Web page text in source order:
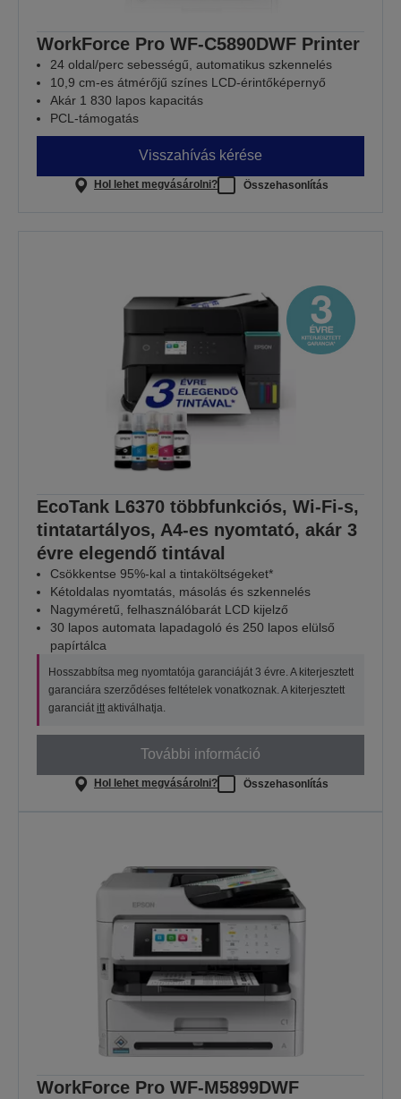
WorkForce Pro WF-C5890DWF Printer
24 oldal/perc sebességű, automatikus szkennelés
10,9 cm-es átmérőjű színes LCD-érintőképernyő
Akár 1 830 lapos kapacitás
PCL-támogatás
Visszahívás kérése
Hol lehet megvásárolni? Összehasonlítás
EcoTank L6370 többfunkciós, Wi-Fi-s,
tintatartályos, A4-es nyomtató, akár 3
évre elegendő tintával
Csökkentse 95%-kal a tintaköltségeket*
Kétoldalas nyomtatás, másolás és szkennelés
Nagyméretű, felhasználóbarát LCD kijelző
30 lapos automata lapadagoló és 250 lapos elülső
papírtálca
Hosszabbítsa meg nyomtatója garanciáját 3 évre. A kiterjesztett
garanciára szerződéses feltételek vonatkoznak. A kiterjesztett
garanciát itt aktiválhatja.
További információ
Hol lehet megvásárolni? Összehasonlítás
WorkForce Pro WF-M5899DWF